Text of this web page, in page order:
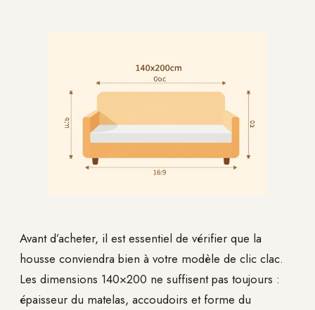
Avant d’acheter, il est essentiel de vérifier que la
housse conviendra bien à votre modèle de clic clac.
Les dimensions 140×200 ne suffisent pas toujours :
épaisseur du matelas, accoudoirs et forme du